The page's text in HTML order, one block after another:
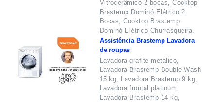
Vitrocerâmico 2 bocas, Cooktop
Brastemp Dominó Elétrico 2
Bocas, Cooktop Brastemp
Dominó Elétrico Churrasqueira.
Assistência Brastemp Lavadora
de roupas
Lavadora grafite metálico,
Lavadora Brastemp Double Wash
15 kg, Lavadora Brastemp 9 kg,
Lavadora frontal platinum,
Lavadora Brastemp 14 kg,